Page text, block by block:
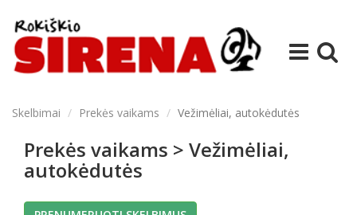
Skelbimai Prekės vaikams Vežimėliai, autokėdutės
Prekės vaikams > Vežimėliai,
autokėdutės